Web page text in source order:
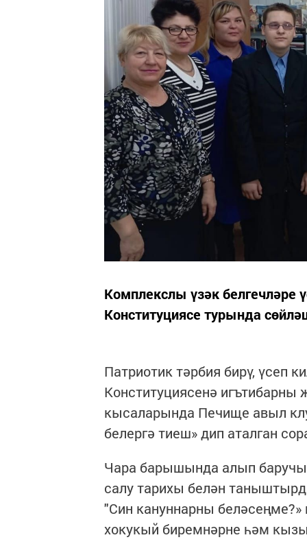
Комплекслы үзәк белгечләре
Конституциясе турында
Патриотик тәрбия бирү, үсеп
Конституциясенә
кысаларында Печище авыл
белергә тиеш» дип аталган
Чара барышында алып
салу тарихы белән
"Син кануннарны
хокукый биремнәрне һәм